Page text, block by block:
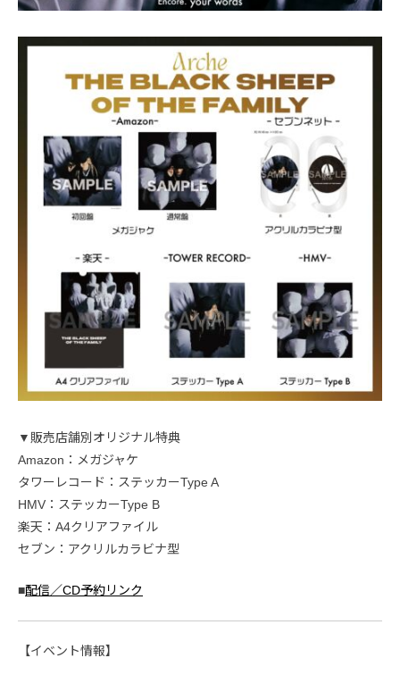
▼販売店舗別オリジナル特典
Amazon：メガジャケ
タワーレコード：ステッカーType A
HMV：ステッカーType B
楽天：A4クリアファイル
セブン：アクリルカラビナ型
■配信／CD予約リンク
【イベント情報】